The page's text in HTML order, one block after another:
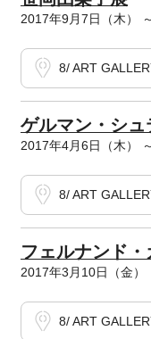
2017年9月7日（木）
8/ ART
ゲルマン・シ
2017年4月6日（木）
8/ ART
フェルナンド
2017年3月10日（金）
8/ ART